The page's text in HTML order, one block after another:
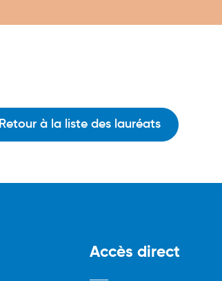
Retour à la liste des lauréats
Accès direct